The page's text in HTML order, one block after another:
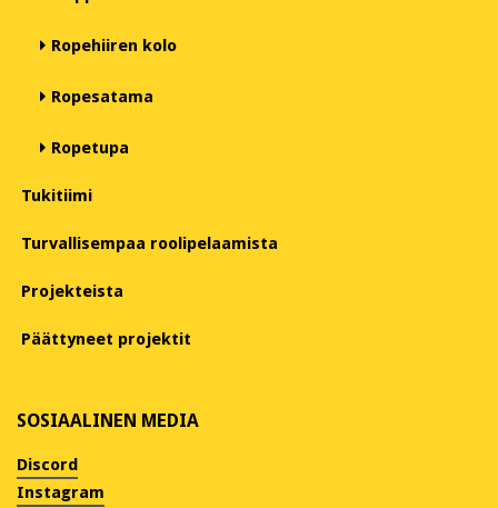
Ropehiiren kolo
Ropesatama
Ropetupa
Tukitiimi
Turvallisempaa roolipelaamista
Projekteista
Päättyneet projektit
SOSIAALINEN MEDIA
Discord
Instagram